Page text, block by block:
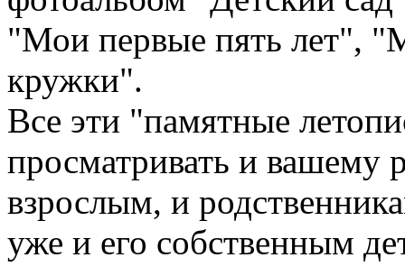
"Мои первые пять лет",
кружки".
Все эти "памятные
просматривать и вашему
взрослым, и
уже и его собственным